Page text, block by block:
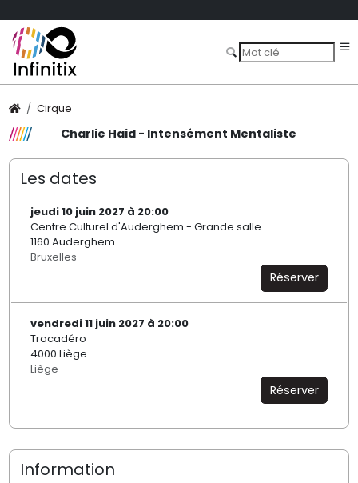
Cirque
Charlie Haid - Intensément Mentaliste
Les dates
jeudi 10 juin 2027 à 20:00
Centre Culturel d'Auderghem - Grande salle
1160 Auderghem
Bruxelles
Réserver
vendredi 11 juin 2027 à 20:00
Trocadéro
4000 Liège
Liège
Réserver
Information